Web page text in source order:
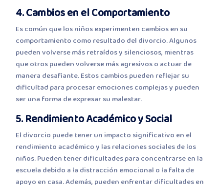
4. Cambios en el Comportamiento
Es común que los niños experimenten cambios en su
comportamiento como resultado del divorcio. Algunos
pueden volverse más retraídos y silenciosos, mientras
que otros pueden volverse más agresivos o actuar de
manera desafiante. Estos cambios pueden reflejar su
dificultad para procesar emociones complejas y pueden
ser una forma de expresar su malestar.
5. Rendimiento Académico y Social
El divorcio puede tener un impacto significativo en el
rendimiento académico y las relaciones sociales de los
niños. Pueden tener dificultades para concentrarse en la
escuela debido a la distracción emocional o la falta de
apoyo en casa. Además, pueden enfrentar dificultades en